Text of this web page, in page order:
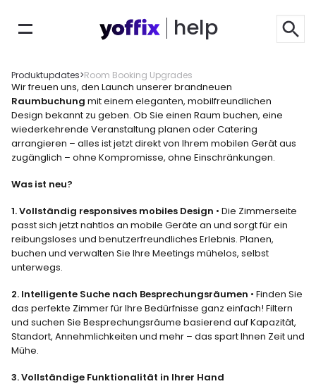
help
Produktupdates>Room Booking Upgrades
Raumbuchung mit einem eleganten, mobilfreundlichen
Design bekannt zu geben. Ob Sie einen Raum buchen, eine
wiederkehrende Veranstaltung planen oder Catering
arrangieren – alles ist jetzt direkt von Ihrem mobilen Gerät aus
zugänglich – ohne Kompromisse, ohne Einschränkungen.
Was ist neu?
1. Vollständig responsives mobiles Design • Die Zimmerseite
passt sich jetzt nahtlos an mobile Geräte an und sorgt für ein
reibungsloses und benutzerfreundliches Erlebnis. Planen,
buchen und verwalten Sie Ihre Meetings mühelos, selbst
unterwegs.
2. Intelligente Suche nach Besprechungsräumen • Finden Sie
das perfekte Zimmer für Ihre Bedürfnisse ganz einfach! Filtern
und suchen Sie Besprechungsräume basierend auf Kapazität,
Standort, Annehmlichkeiten und mehr – das spart Ihnen Zeit und
Mühe.
3. Vollständige Funktionalität in Ihrer Hand